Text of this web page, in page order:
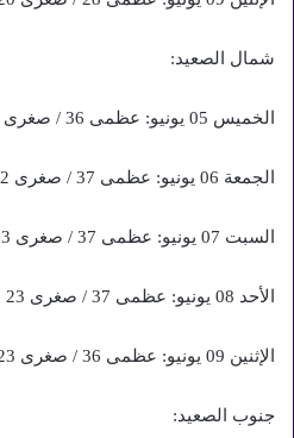
شمال الصعيد:
الخميس 05 يونيو: عظمى 36 / صغرى 21
الجمعة 06 يونيو: عظمى 37 / صغرى 22
السبت 07 يونيو: عظمى 37 / صغرى 23
الأحد 08 يونيو: عظمى 37 / صغرى 23
الإثنين 09 يونيو: عظمى 36 / صغرى 23
جنوب الصعيد: